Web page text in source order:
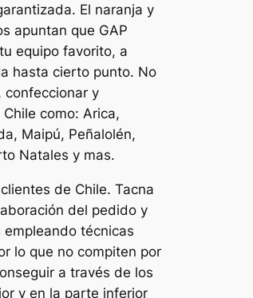
El naranja y
apuntan que GAP
equipo favorito, a
hasta cierto punto. No
confeccionar y
como: Arica,
Maipú, Peñalolén,
Natales y mas.
de Chile. Tacna
del pedido y
técnicas
lo que no compiten por
a través de los
y en la parte inferior